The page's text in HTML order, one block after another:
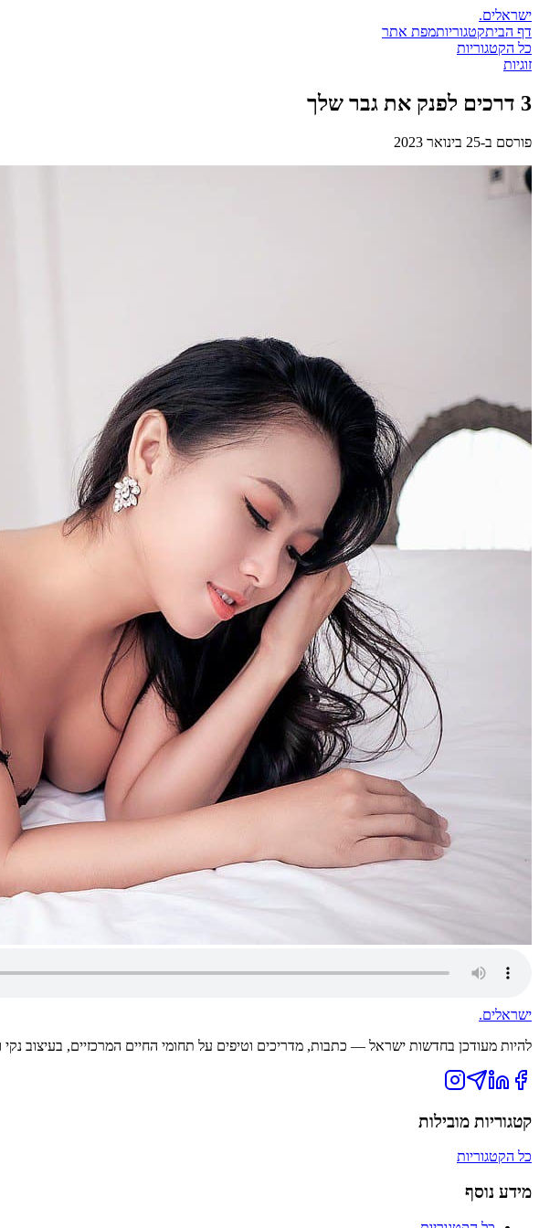
ישראלים.
דף הביתקטגוריותמפת אתר
כל הקטגוריות
זוגיות
3 דרכים לפנק את גבר שלך
פורסם ב-25 בינואר 2023
ישראלים.
להיות מעודכן בחדשות ישראל — כתבות, מדריכים וטיפים על תחומי החיים המרכזיים, בעיצוב נקי
קטגוריות מובילות
כל הקטגוריות
מידע נוסף